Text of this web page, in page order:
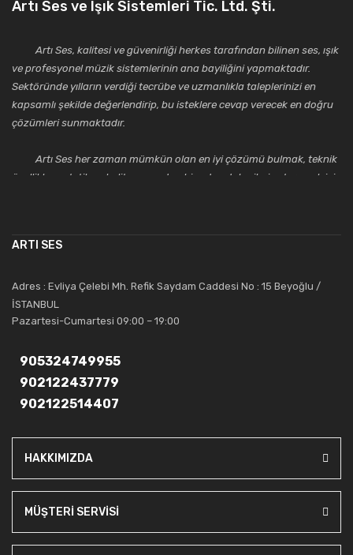
Artı Ses ve Işık Sistemleri Tic. Ltd. Şti.
Artı Ses, kalitesi ve güvenirliği herkes tarafından bilinen ses, ışık
ve profesyonel müzik sistemlerinin ana bayiliğini yapmaktadır.
Sektöründe yılların verdiği tecrübe ve uzmanlıkla taleplerinizi en
kapsamlı şekilde değerlendirip, bu isteklere cevap verecek en doğru
çözümleri sunmaktadır.
Artı Ses her zaman mümkün olan en iyi çözümü bulmak, teknik
özellikler, estetik ve kalite açısından bir adım daha ileriye taşımak için
saygıdeğer yerini kazanmıştır.
Artı Ses, güler yüzü ve deneyimi ile bu gün ve gelecekte
güvenebileceğiniz bir tercihtir.
ARTI SES
Adres : Evliya Çelebi Mh. Refik Saydam Caddesi No : 15 Beyoğlu /
İSTANBUL
Pazartesi-Cumartesi 09:00 – 19:00
905324749955
902122437779
902122514407
HAKKIMIZDA
MÜŞTERİ SERVİSİ